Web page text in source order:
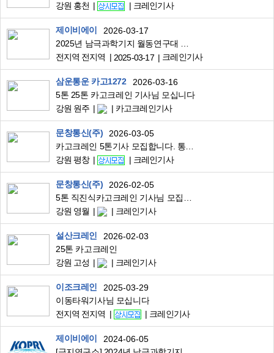
강원 홍천
크레인기사
제이비에이
2026-03-17
전지역 전지역
2025-03-17 크레인기사
삼운통운 카고1272
2026-03-16
5톤 25톤 카고크레인 기사님 모십니다
강원 원주
카고크레인기사
문창통신(주)
2026-03-05
강원 평창
크레인기사
문창통신(주)
2026-02-05
강원 영월
크레인기사
설산크레인
2026-02-03
25톤 카고크레인
강원 고성
크레인기사
이조크레인
2025-03-29
이동타워기사님 모십니다
전지역 전지역
크레인기사
제이비에이
2024-06-05